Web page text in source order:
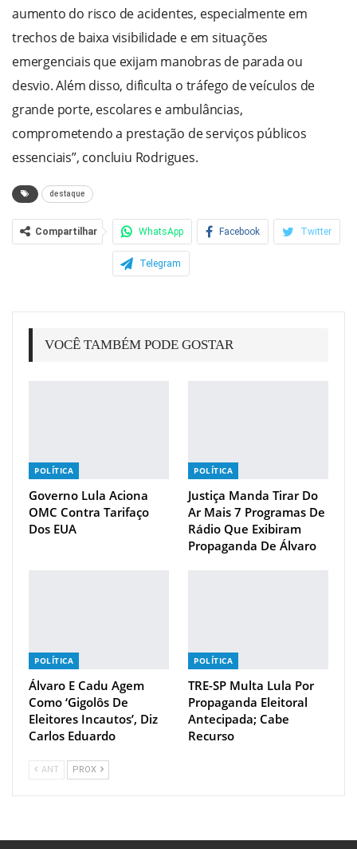
aumento do risco de acidentes, especialmente em
trechos de baixa visibilidade e em situações
emergenciais que exijam manobras de parada ou
desvio. Além disso, dificulta o tráfego de veículos de
grande porte, escolares e ambulâncias,
comprometendo a prestação de serviços públicos
essenciais”, concluiu Rodrigues.
destaque
Compartilhar WhatsApp Facebook Twitter
Telegram
VOCÊ TAMBÉM PODE GOSTAR
POLÍTICA
Governo Lula Aciona
OMC Contra Tarifaço
Dos EUA
POLÍTICA
Justiça Manda Tirar Do
Ar Mais 7 Programas De
Rádio Que Exibiram
Propaganda De Álvaro
POLÍTICA
Álvaro E Cadu Agem
Como ‘gigolôs De
Eleitores Incautos’, Diz
Carlos Eduardo
POLÍTICA
TRE-SP Multa Lula Por
Propaganda Eleitoral
Antecipada; Cabe
Recurso
ANT PROX